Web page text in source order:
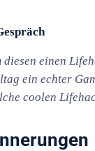
einen
ein echter
coolen